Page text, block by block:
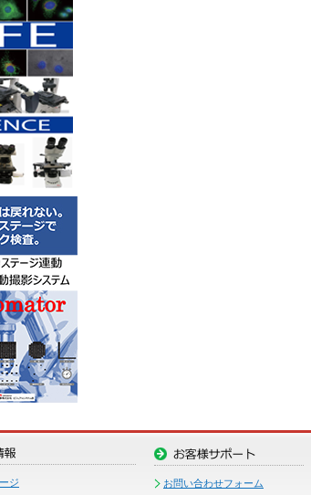
ジ
お問い合わせフォーム